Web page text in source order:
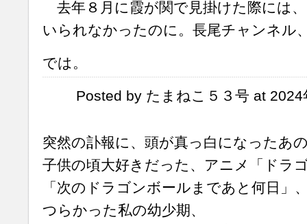
去年８月に霞が関で見掛けた際には
いられなかったのに。長尾チャンネル
では。
Posted by たまねこ５３号 at
突然の訃報に、頭が真っ白になったあ
子供の頃大好きだった、アニメ「ドラ
「次のドラゴンボールまであと何日」
つらかった私の幼少期、